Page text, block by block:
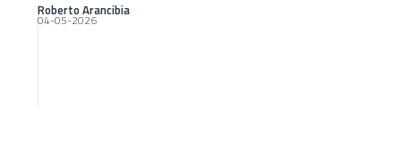
Roberto Arancibia
04-05-2026